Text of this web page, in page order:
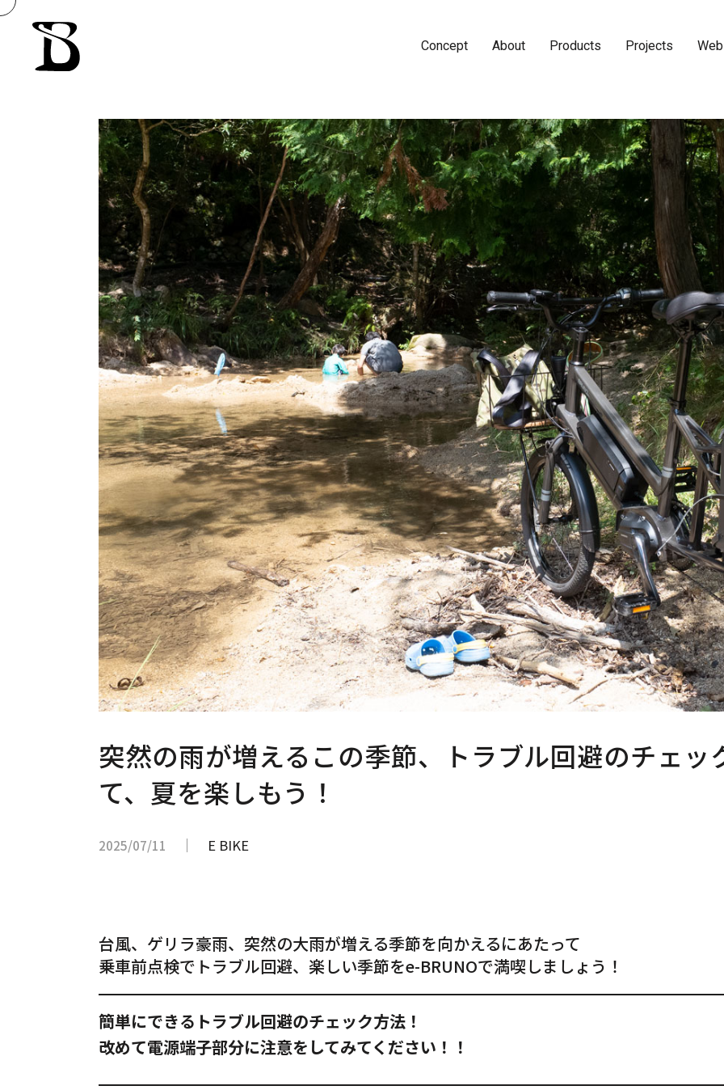
Concept About Products Projects
突然の雨が増えるこの季節、トラブル回避のチェッ
て、夏を楽しもう！
2025/07/11 E BIKE
台風、ゲリラ豪雨、突然の大雨が増える季節を向かえるにあたって
乗車前点検でトラブル回避、楽しい季節をe-BRUNOで満喫しましょう！
簡単にできるトラブル回避のチェック方法！
改めて電源端子部分に注意をしてみてください！！